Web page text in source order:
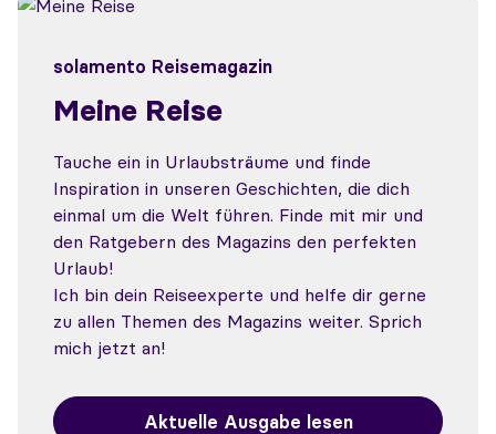
solamento Reisemagazin
Meine Reise
Tauche ein in Urlaubsträume und finde
Inspiration in unseren Geschichten, die dich
einmal um die Welt führen. Finde mit mir und
den Ratgebern des Magazins den perfekten
Urlaub!
Ich bin dein Reiseexperte und helfe dir gerne
zu allen Themen des Magazins weiter. Sprich
mich jetzt an!
Aktuelle Ausgabe lesen